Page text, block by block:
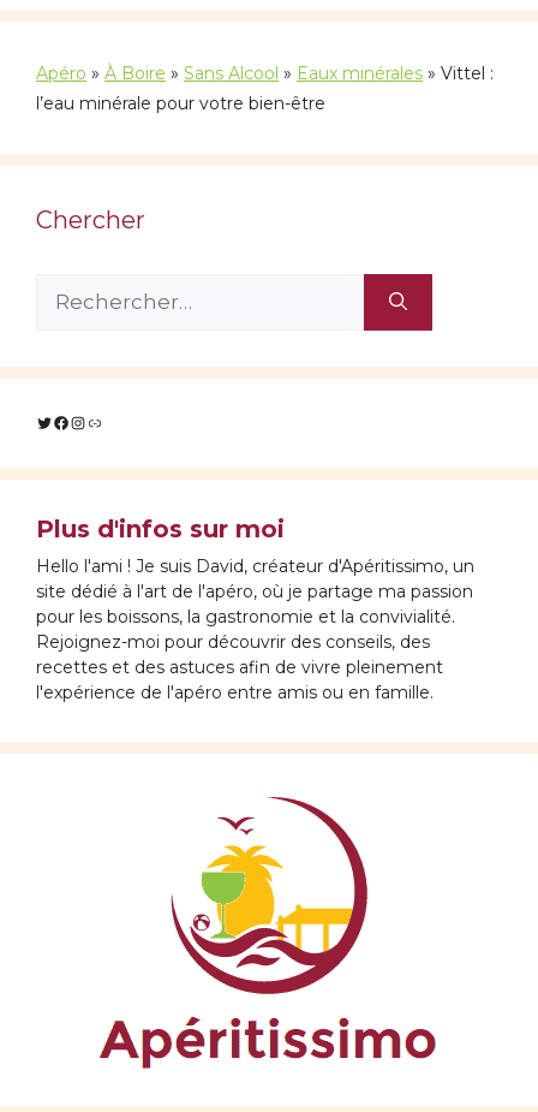
Apéro » À Boire » Sans Alcool » Eaux minérales » Vittel :
l’eau minérale pour votre bien-être
Chercher
Rechercher :
Twitter
Facebook
Instagram
Lien
Plus d'infos sur moi
Hello l'ami ! Je suis David, créateur d'Apéritissimo, un
site dédié à l'art de l'apéro, où je partage ma passion
pour les boissons, la gastronomie et la convivialité.
Rejoignez-moi pour découvrir des conseils, des
recettes et des astuces afin de vivre pleinement
l'expérience de l'apéro entre amis ou en famille.